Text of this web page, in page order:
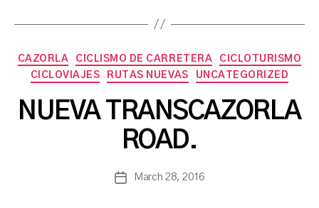
Categories
CAZORLA CICLISMO DE CARRETERA
CICLOTURISMO
CICLOVIAJES
RUTAS NUEVAS UNCATEGORIZED
NUEVA TRANSCAZORLA
ROAD.
Post
B
y
a
s
n
PostMarch 28, 2016